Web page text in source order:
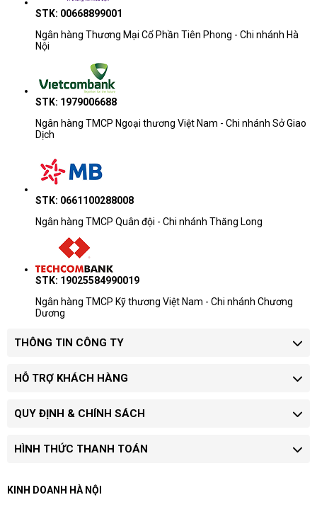
STK: 00668899001
Ngân hàng Thương Mại Cổ Phần Tiên Phong - Chi nhánh Hà
Nội
STK: 1979006688
Ngân hàng TMCP Ngoại thương Việt Nam - Chi nhánh Sở Giao
Dịch
STK: 0661100288008
Ngân hàng TMCP Quân đội - Chi nhánh Thăng Long
STK: 19025584990019
Ngân hàng TMCP Kỹ thương Việt Nam - Chi nhánh Chương
Dương
THÔNG TIN CÔNG TY
HỖ TRỢ KHÁCH HÀNG
QUY ĐỊNH & CHÍNH SÁCH
HÌNH THỨC THANH TOÁN
KINH DOANH HÀ NỘI